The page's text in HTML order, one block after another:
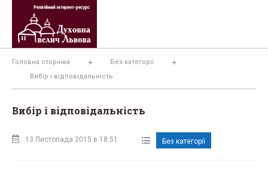
Перейти
вмісту
Головна сторінка
Без категорії
Вибір і відповідальність
Вибір і відповідальність
13 Листопада 2015 в 18:51 Без категорії